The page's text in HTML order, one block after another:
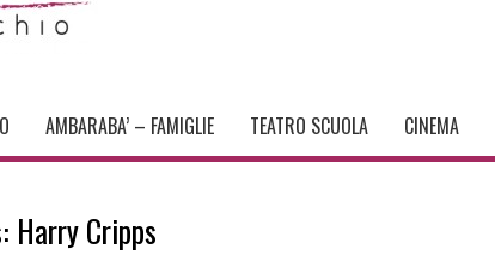
AMBARABA’ – FAMIGLIE TEATRO SCUOLA CINEMA
Harry Cripps